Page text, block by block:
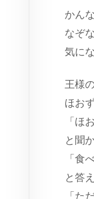
かん
なぞ
気に
王様
ほお
「ほ
と聞
「食
と答
「た